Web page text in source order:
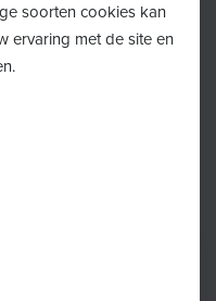
van 12u00-13u00 een
link.
soorten cookies kan
ervaring met de site en
het functioneren van
uitgeschakeld. Ze
reactie op acties die
op een